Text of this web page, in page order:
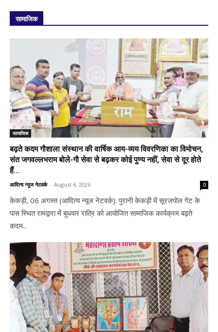
सामाजिक
सामाजिक
बढ़ते कदम गौशाला संस्थान की वार्षिक आय-व्यय विवरणिका का विमोचन,
संत जगवल्लभराम बोले-गौ सेवा से बढ़कर कोई पुण्य नहीं, सेवा से दूर होते
हैं...
आदित्य न्यूज नेटवर्क - August 6, 2026 0
केकड़ी, 06 अगस्त (आदित्य न्यूज नेटवर्क): पुरानी केकड़ी में सूरजपोल गेट के
पास स्थित रामद्वारा में बुधवार रात्रि को आयोजित सामाजिक कार्यक्रम बढ़ते
कदम...